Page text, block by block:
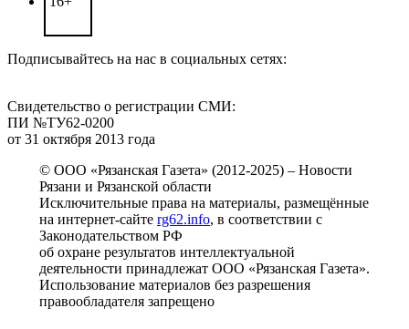
Подписывайтесь на нас в социальных сетях:
Свидетельство о регистрации СМИ:
ПИ №ТУ62-0200
от 31 октября 2013 года
© ООО «Рязанская Газета» (2012-2025) – Новости
Рязани и Рязанской области
Исключительные права на материалы, размещённые
на интернет-сайте rg62.info, в соответствии с
Законодательством РФ
об охране результатов интеллектуальной
деятельности принадлежат ООО «Рязанская Газета».
Использование материалов без разрешения
правообладателя запрещено